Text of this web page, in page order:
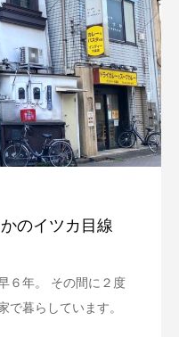
のイツカ目線
６年。 その間に２度
で暮らしています。